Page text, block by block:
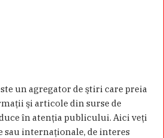
un agregator de ştiri care preia
şi articole din surse de
în atenţia publicului. Aici veţi
internaţionale, de interes